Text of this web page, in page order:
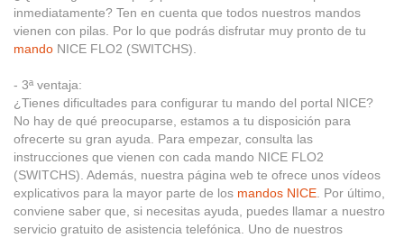
inmediatamente? Ten en cuenta que todos nuestros mandos
vienen con pilas. Por lo que podrás disfrutar muy pronto de tu
mando NICE FLO2 (SWITCHS).
- 3ª ventaja:
¿Tienes dificultades para configurar tu mando del portal NICE?
No hay de qué preocuparse, estamos a tu disposición para
ofrecerte su gran ayuda. Para empezar, consulta las
instrucciones que vienen con cada mando NICE FLO2
(SWITCHS). Además, nuestra página web te ofrece unos vídeos
explicativos para la mayor parte de los mandos NICE. Por último,
conviene saber que, si necesitas ayuda, puedes llamar a nuestro
servicio gratuito de asistencia telefónica. Uno de nuestros